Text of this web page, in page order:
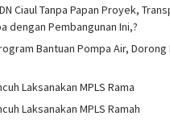
Ciaul Tanpa Papan Proyek,
dengan Pembangunan Ini,?
Bantuan Pompa Air,
Laksanakan MPLS Rama
Laksanakan MPLS Ramah